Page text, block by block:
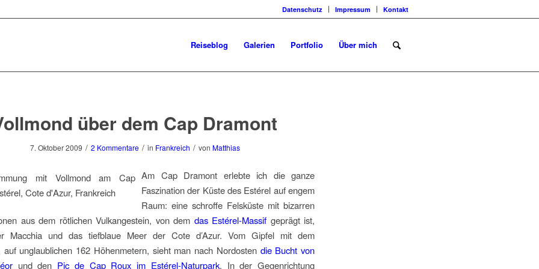
Datenschutz Impressum Kontakt
Reiseblog Galerien Portfolio Über mich
über dem Cap Dramont
7. Oktober 2009 / 2 Kommentare / in Frankreich / von Matthias
Am Cap Dramont erlebte ich die ganze
Faszination der Küste des Estérel auf engem
Raum: eine schroffe Felsküste mit bizarren
aus dem rötlichen Vulkangestein, von dem das Estérel-Massif geprägt ist,
Macchia und das tiefblaue Meer der Cote d’Azur. Vom Gipfel mit dem
auf unglaublichen 162 Höhenmetern, sieht man nach Nordosten die Bucht von
und den Pic de Cap Roux im Estérel-Naturpark. In der Gegenrichtung